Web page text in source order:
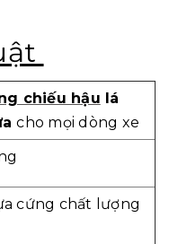
chiếu hậu lá
cho mọi dòng xe
cứng chất lượng